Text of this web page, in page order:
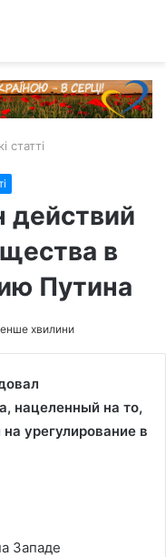
статті
действий
в
Путина
хвилини
нацеленный на то,
урегулирование в
Западе